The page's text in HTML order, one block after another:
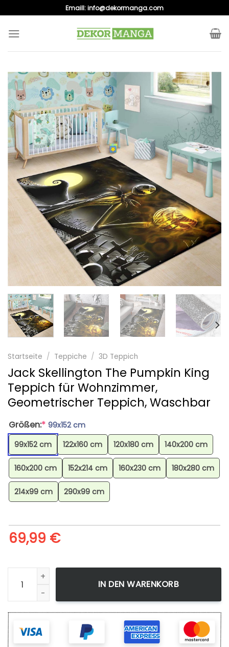
to
content
Emaill:info@dekormanga.com
Startseite / Teppiche / 3D Teppich
Jack Skellington The Pumpkin King
Teppich für Wohnzimmer,
Geometrischer Teppich, Waschbar
Größen:* 99x152 cm
99x152 cm
122x160 cm 120x180 cm 140x200 cm
160x200 cm 152x214 cm 160x230 cm 180x280 cm
214x99 cm 290x99 cm
69,99 €
Jack Skellington The Pumpkin King Teppich für
IN DEN WARENKORB